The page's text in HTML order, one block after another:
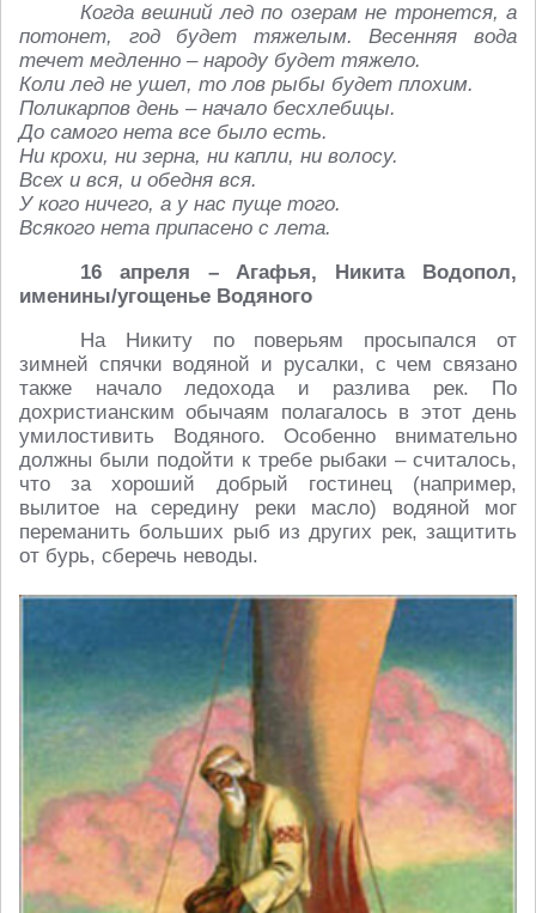
Когда вешний лед по озерам не тронется, а
потонет, год будет тяжелым. Весенняя вода
течет медленно – народу будет тяжело.
Коли лед не ушел, то лов рыбы будет плохим.
Поликарпов день – начало бесхлебицы.
До самого нета все было есть.
Ни крохи, ни зерна, ни капли, ни волосу.
Всех и вся, и обедня вся.
У кого ничего, а у нас пуще того.
Всякого нета припасено с лета.
16 апреля – Агафья, Никита Водопол,
именины/угощенье Водяного
На Никиту по поверьям просыпался от
зимней спячки водяной и русалки, с чем связано
также начало ледохода и разлива рек. По
дохристианским обычаям полагалось в этот день
умилостивить Водяного. Особенно внимательно
должны были подойти к требе рыбаки – считалось,
что за хороший добрый гостинец (например,
вылитое на середину реки масло) водяной мог
переманить больших рыб из других рек, защитить
от бурь, сберечь неводы.